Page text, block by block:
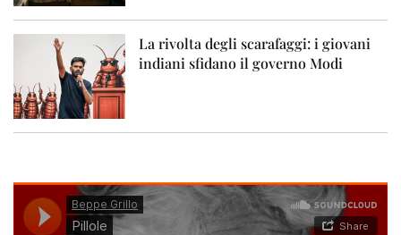
La rivolta degli scarafaggi: i giovani
indiani sfidano il governo Modi